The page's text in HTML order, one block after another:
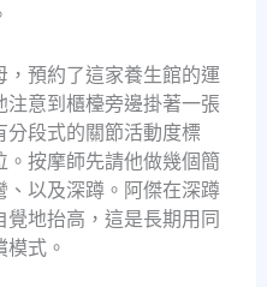
預約了這家養生館的運
意到櫃檯旁邊掛著一張
分段式的關節活動度標
按摩師先請他做幾個簡
以及深蹲。阿傑在深蹲
地抬高，這是長期用同
式。